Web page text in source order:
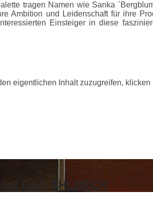
tragen Namen wie Sanka
Ambition und Leidenschaft für ihre
Einsteiger in diese
eigentlichen Inhalt zuzugreifen,
DAS AHLBECK